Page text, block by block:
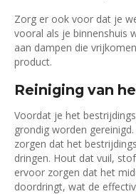
Zorg er ook voor dat je
vooral als je binnenshuis
aan dampen die
product.
Reiniging van
Voordat je het
grondig worden
zorgen dat het
dringen. Hout dat vuil,
ervoor zorgen dat het
doordringt, wat de